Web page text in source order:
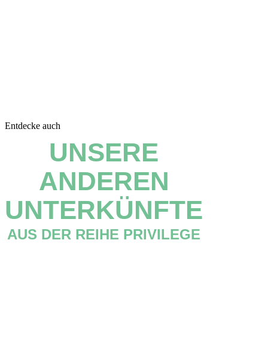
Entdecke auch
UNSERE
ANDEREN
UNTERKÜNFTE
AUS DER REIHE PRIVILEGE